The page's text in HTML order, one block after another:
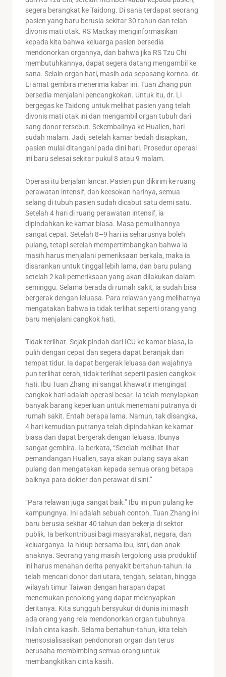
segera berangkat ke Taidong. Di sana terdapat seorang
pasien yang baru berusia sekitar 30 tahun dan telah
divonis mati otak. RS Mackay menginformasikan
kepada kita bahwa keluarga pasien bersedia
mendonorkan organnya, dan bahwa jika RS Tzu Chi
membutuhkannya, dapat segera datang mengambil ke
sana. Selain organ hati, masih ada sepasang kornea. dr.
Li amat gembira menerima kabar ini. Tuan Zhang pun
bersedia menjalani pencangkokan. Untuk itu, dr. Li
bergegas ke Taidong untuk melihat pasien yang telah
divonis mati otak ini dan mengambil organ tubuh dari
sang donor tersebut. Sekembalinya ke Hualien, hari
sudah malam. Jadi, setelah kamar bedah disiapkan,
pasien mulai ditangani pada dini hari. Prosedur operasi
ini baru selesai sekitar pukul 8 atau 9 malam.
Operasi itu berjalan lancar. Pasien pun dikirim ke ruang
perawatan intensif, dan keesokan harinya, semua
selang di tubuh pasien sudah dicabut satu demi satu.
Setelah 4 hari di ruang perawatan intensif, ia
dipindahkan ke kamar biasa. Masa pemulihannya
sangat cepat. Setelah 8–9 hari ia seharusnya boleh
pulang, tetapi setelah mempertimbangkan bahwa ia
masih harus menjalani pemeriksaan berkala, maka ia
disarankan untuk tinggal lebih lama, dan baru pulang
setelah 2 kali pemeriksaan yang akan dilakukan dalam
seminggu. Selama berada di rumah sakit, ia sudah bisa
bergerak dengan leluasa. Para relawan yang melihatnya
mengatakan bahwa ia tidak terlihat seperti orang yang
baru menjalani cangkok hati.
Tidak terlihat. Sejak pindah dari ICU ke kamar biasa, ia
pulih dengan cepat dan segera dapat beranjak dari
tempat tidur. Ia dapat bergerak leluasa dan wajahnya
pun terlihat cerah, tidak terlihat seperti pasien cangkok
hati. Ibu Tuan Zhang ini sangat khawatir mengingat
cangkok hati adalah operasi besar. Ia telah menyiapkan
banyak barang keperluan untuk menemani putranya di
rumah sakit. Entah berapa lama. Namun, tak disangka,
4 hari kemudian putranya telah dipindahkan ke kamar
biasa dan dapat bergerak dengan leluasa. Ibunya
sangat gembira. Ia berkata, “Setelah melihat-lihat
pemandangan Hualien, saya akan pulang saya akan
pulang dan mengatakan kepada semua orang betapa
baiknya para dokter dan perawat di sini.”
“Para relawan juga sangat baik.” Ibu ini pun pulang ke
kampungnya. Ini adalah sebuah contoh. Tuan Zhang ini
baru berusia sekitar 40 tahun dan bekerja di sektor
publik. Ia berkontribusi bagi masyarakat, negara, dan
keluarganya. Ia hidup bersama ibu, istri, dan anak-
anaknya. Seorang yang masih tergolong usia produktif
ini harus menahan derita penyakit bertahun-tahun. Ia
telah mencari donor dari utara, tengah, selatan, hingga
wilayah timur Taiwan dengan harapan dapat
menemukan penolong yang dapat melenyapkan
deritanya. Kita sungguh bersyukur di dunia ini masih
ada orang yang rela mendonorkan organ tubuhnya.
Inilah cinta kasih. Selama bertahun-tahun, kita telah
mensosialisasikan pendonoran organ dan terus
berusaha membimbing semua orang untuk
membangkitkan cinta kasih.